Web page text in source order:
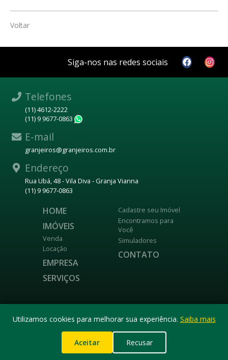
Voltar
Siga-nos nas redes sociais
Telefones
(11) 4612-2222
(11) 9 9677-0863
E-mail
granjeiros@granjeiros.com.br
Endereço
Rua Ubá, 48 - Vila Diva - Granja Vianna
(11) 9 9677-0863
HOME
IMÓVEIS
Venda
Locação
EMPRESA
SERVIÇOS
Cadastre seu Imóvel
Encontramos para
Você
Simuladores
CONTATO
© 2026 GRANJEIROS IMÓVEIS.
Utilizamos cookies para melhorar sua experiência. Saiba mais
Aceitar Recusar